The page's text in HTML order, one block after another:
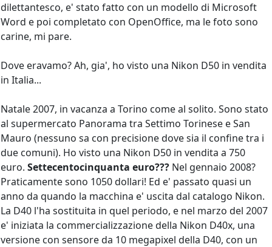
dilettantesco, e' stato fatto con un modello di Microsoft
Word e poi completato con OpenOffice, ma le foto sono
carine, mi pare.
Dove eravamo? Ah, gia', ho visto una Nikon D50 in vendita
in Italia...
Natale 2007, in vacanza a Torino come al solito. Sono stato
al supermercato Panorama tra Settimo Torinese e San
Mauro (nessuno sa con precisione dove sia il confine tra i
due comuni). Ho visto una Nikon D50 in vendita a 750
euro. Settecentocinquanta euro??? Nel gennaio 2008?
Praticamente sono 1050 dollari! Ed e' passato quasi un
anno da quando la macchina e' uscita dal catalogo Nikon.
La D40 l'ha sostituita in quel periodo, e nel marzo del 2007
e' iniziata la commercializzazione della Nikon D40x, una
versione con sensore da 10 megapixel della D40, con un